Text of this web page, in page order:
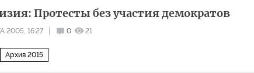
Протесты без участия демократов
2005, 16:27 0 21
Архив 2015